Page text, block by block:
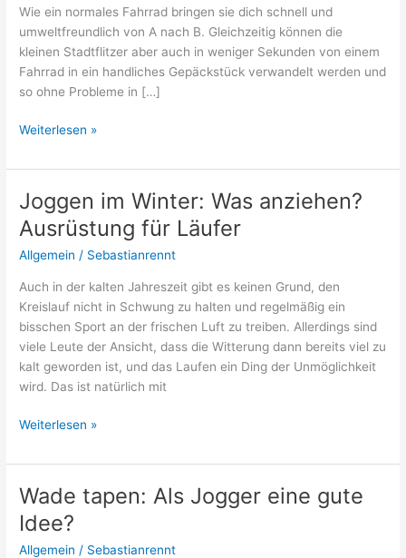
Wie ein normales Fahrrad bringen sie dich schnell und
umweltfreundlich von A nach B. Gleichzeitig können die
kleinen Stadtflitzer aber auch in weniger Sekunden von einem
Fahrrad in ein handliches Gepäckstück verwandelt werden und
so ohne Probleme in […]
Klappräder
der
ideale
Begleiter
im
Urlaub
auf
dem
Weg
zur
Arbeit
Weiterlesen »
Joggen im Winter: Was anziehen?
Ausrüstung für Läufer
Allgemein / Sebastianrennt
Auch in der kalten Jahreszeit gibt es keinen Grund, den
Kreislauf nicht in Schwung zu halten und regelmäßig ein
bisschen Sport an der frischen Luft zu treiben. Allerdings sind
viele Leute der Ansicht, dass die Witterung dann bereits viel zu
kalt geworden ist, und das Laufen ein Ding der Unmöglichkeit
wird. Das ist natürlich mit
Joggen
Winter:
anziehen?
Ausrüstung
für
Weiterlesen »
Wade tapen: Als Jogger eine gute
Idee?
Allgemein / Sebastianrennt